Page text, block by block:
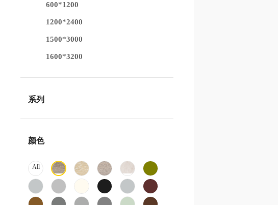
600*1200
1200*2400
1500*3000
1600*3200
系列
颜色
All